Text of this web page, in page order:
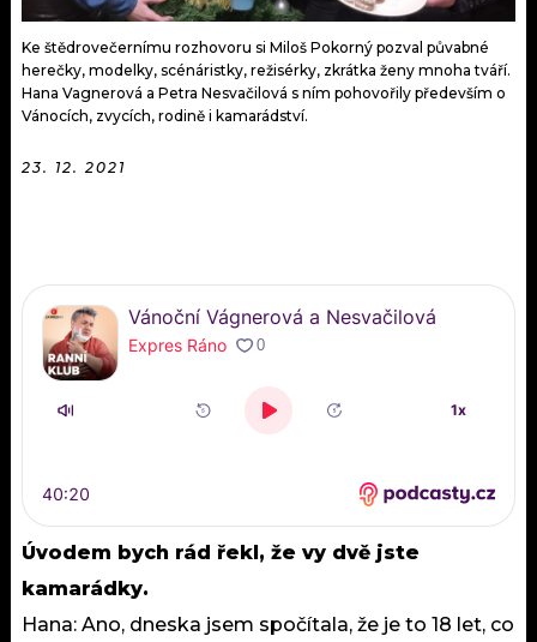
MIX
OSTATNÍ
Ke štědrovečernímu rozhovoru si Miloš Pokorný pozval půvabné
herečky, modelky, scénáristky, režisérky, zkrátka ženy mnoha tváří.
Hana Vagnerová a Petra Nesvačilová s ním pohovořily především o
Vánocích, zvycích, rodině i kamarádství.
23. 12. 2021
Úvodem bych rád řekl, že vy dvě jste
kamarádky.
Hana: Ano, dneska jsem spočítala, že je to 18 let, co